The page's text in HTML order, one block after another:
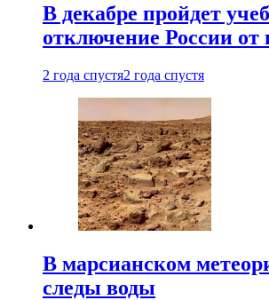
В декабре пройдет
отключение России от
2 года спустя2 года спустя
В марсианском
следы воды